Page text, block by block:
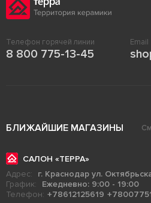
Телефон горячей линии
8 800 775-13-45
Email
БЛИЖАЙШИЕ МАГАЗИНЫ
САЛОН «ТЕРРА»
Адрес:
г. Краснодар ул.
График:
Ежедневно: 9:00 - 19:00
Телефон: +78612125619